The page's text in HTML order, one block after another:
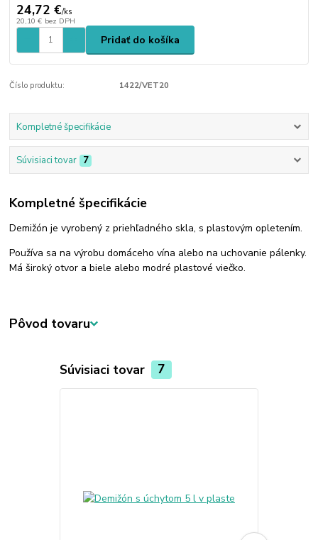
24,72 €/ks
20,10 € bez DPH
Pridať do košíka
Číslo produktu: 1422/VET20
Kompletné špecifikácie
Súvisiaci tovar 7
Kompletné špecifikácie
Demižón je vyrobený z priehľadného skla, s plastovým opletením.
Používa sa na výrobu domáceho vína alebo na uchovanie pálenky.
Má široký otvor a biele alebo modré plastové viečko.
Pôvod tovaru
Súvisiaci tovar 7